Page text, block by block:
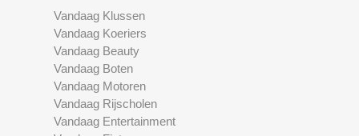
Vandaag Klussen
Vandaag Koeriers
Vandaag Beauty
Vandaag Boten
Vandaag Motoren
Vandaag Rijscholen
Vandaag Entertainment